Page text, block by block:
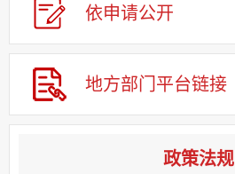
监督保障
其他法定信息
应急管理
基层重点领域信息公开
依申请公开
地方部门 平台链接
政策法规